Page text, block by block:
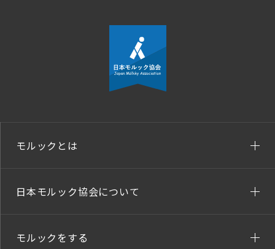
モルックとは
日本モルック協会について
モルックをする